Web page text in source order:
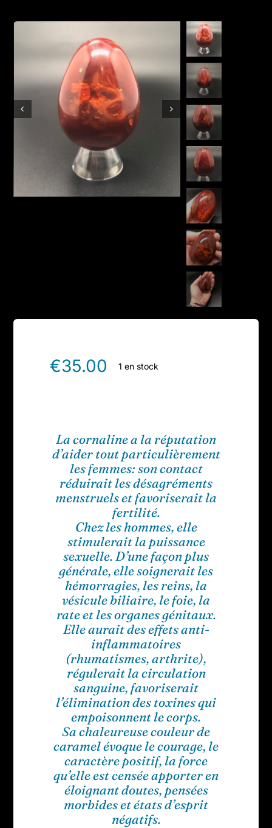
€35.00 1 en stock
La cornaline a la réputation
d’aider tout particulièrement
les femmes: son contact
réduirait les désagréments
menstruels et favoriserait la
fertilité.
Chez les hommes, elle
stimulerait la puissance
sexuelle. D’une façon plus
générale, elle soignerait les
hémorragies, les reins, la
vésicule biliaire, le foie, la
rate et les organes génitaux.
Elle aurait des effets anti-
inflammatoires
(rhumatismes, arthrite),
régulerait la circulation
sanguine, favoriserait
l’élimination des toxines qui
empoisonnent le corps.
Sa chaleureuse couleur de
caramel évoque le courage, le
caractère positif, la force
qu’elle est censée apporter en
éloignant doutes, pensées
morbides et états d’esprit
négatifs.